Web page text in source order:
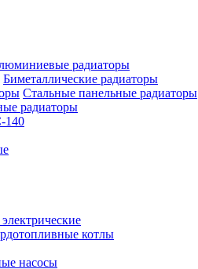
радиаторы
Биметаллические радиаторы
Стальные панельные радиаторы
радиаторы
140
котлы
насосы